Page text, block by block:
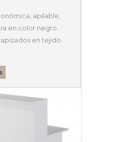
apilable,
en color negro.
en tejido